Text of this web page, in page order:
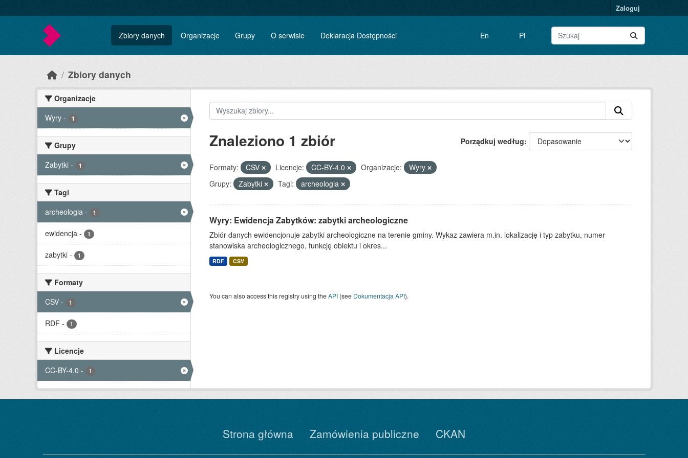
Zaloguj
Zbiory danych Organizacje Grupy O serwisie Deklaracja Dostępności En Pl
Zbiory danych
Organizacje
Wyry - 1
Grupy
Zabytki - 1
Tagi
archeologia - 1
ewidencja - 1
zabytki - 1
Formaty
CSV - 1
RDF - 1
Licencje
CC-BY-4.0 - 1
Porządkuj według
Znaleziono 1 zbiór
Formaty: CSV Licencje: CC-BY-4.0 Organizacje:
Wyry
Grupy:
Zabytki Tagi: archeologia
Wyry: Ewidencja Zabytków: zabytki archeologiczne
Zbiór danych ewidencjonuje zabytki archeologiczne na terenie gminy. Wykaz zawiera m.in. lokalizację i typ zabytku, numer
stanowiska archeologicznego, funkcję obiektu i okres...
RDF CSV
You can also access this registry using theAPI(see Dokumentacja API).
Strona główna Zamówienia publiczne CKAN